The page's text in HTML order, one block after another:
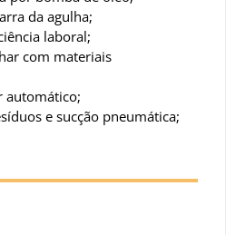
da agulha;
laboral;
com materiais
automático;
e sucção pneumática;